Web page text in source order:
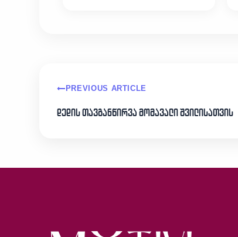
PREVIOUS ARTICLE
დედის თავგანწირვა მომავალი შვილისათვის